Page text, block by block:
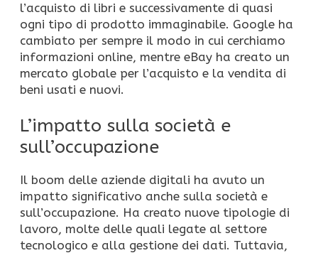
l’acquisto di libri e successivamente di quasi
ogni tipo di prodotto immaginabile. Google ha
cambiato per sempre il modo in cui cerchiamo
informazioni online, mentre eBay ha creato un
mercato globale per l’acquisto e la vendita di
beni usati e nuovi.
L’impatto sulla società e
sull’occupazione
Il boom delle aziende digitali ha avuto un
impatto significativo anche sulla società e
sull’occupazione. Ha creato nuove tipologie di
lavoro, molte delle quali legate al settore
tecnologico e alla gestione dei dati. Tuttavia,